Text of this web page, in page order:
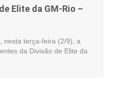
Elite da GM-Rio –
nesta terça-feira (2/9), a
da Divisão de Elite da